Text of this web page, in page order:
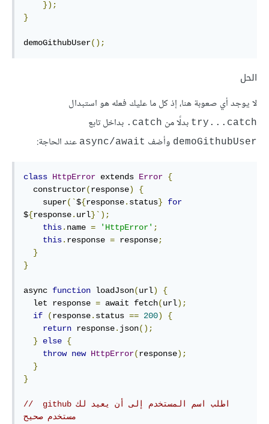
});
}
demoGithubUser();
الحل
لا يوجد أي صعوبة هنا، إذ كل ما عليك فعله هو استبدال
try...catch بدلًا من ‎.catch بداخل تابع
demoGithubUser وأضف async/await عند الحاجة:
class HttpError extends Error {
  constructor
(response)
{
    super
(`${response. status}
for
${response. url}`);
this. name = 'HttpError' ;
this. response = response;
}
}
async function loadJson(url)
{
  let response
= await fetch(url);
if
(response. status == 200)
{
return response. json();
}
else {
throw new HttpError(response);
}
}
// ‫اطلب اسم المستخدم إلى أن يعيد لك github
مستخدم صحيح